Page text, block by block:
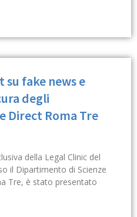
fake news e
degli
Direct Roma Tre
della Legal Clinic del
il Dipartimento di Scienze
Tre, è stato presentato